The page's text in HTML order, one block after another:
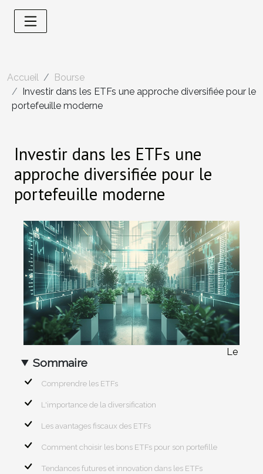
Accueil
Bourse
Investir dans les ETFs une approche diversifiée pour le
portefeuille moderne
Investir dans les ETFs une
approche diversifiée pour le
portefeuille moderne
Sommaire
Comprendre les ETFs
L'importance de la diversification
Les avantages fiscaux des ETFs
Comment choisir les bons ETFs pour son portefille
Tendances futures et innovation dans les ETFs
Le